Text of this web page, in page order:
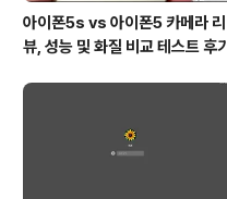
아이폰5s vs 아이폰5 카메라 리
뷰, 성능 및 화질 비교 테스트 후기